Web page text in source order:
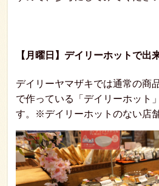
【月曜日】デイリーホットで出
デイリーヤマザキでは通常の商
で作っている「デイリーホット
す。※デイリーホットのない店